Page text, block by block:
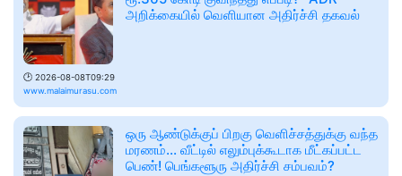
🕑 2026-08-08T09:29
www.malaimurasu.com
அறிக்கையில் வெளியான அதிர்ச்சி தகவல்
ஒரு ஆண்டுக்குப் பிறகு வெளிச்சத்துக்கு வந்த
மரணம்... வீட்டில் எலும்புக்கூடாக மீட்கப்பட்ட
பெண்! பெங்களூரு அதிர்ச்சி சம்பவம்?